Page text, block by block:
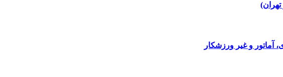
آماتور و غیر ورزشکار